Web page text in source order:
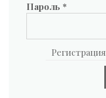
Пароль *
Регистрация